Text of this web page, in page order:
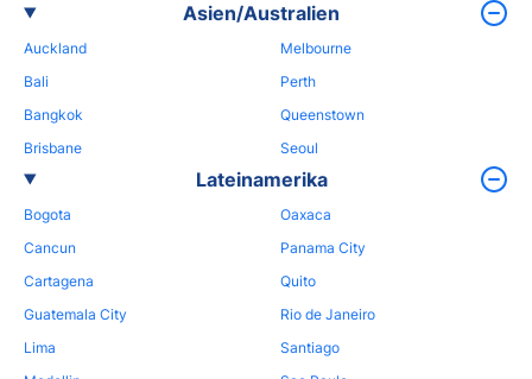
Asien/Australien
Auckland
Bali
Bangkok
Brisbane
Melbourne
Perth
Queenstown
Seoul
Lateinamerika
Bogota
Cancun
Cartagena
Guatemala City
Lima
Oaxaca
Panama City
Quito
Rio de Janeiro
Santiago